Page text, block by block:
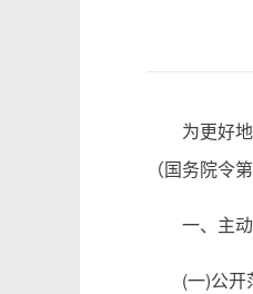
为更好
（国务院令
一、主
(一)公开